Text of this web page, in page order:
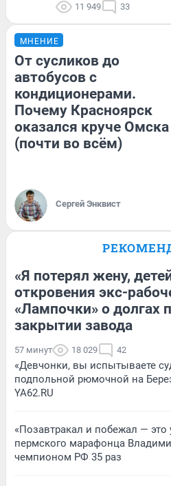
11 949 33
МНЕНИЕ
От сусликов до
автобусов с
кондиционерами.
Почему Красноярск
оказался круче Омска
(почти во всём)
Сергей Энквист
«Я потерял жену,
откровения экс-
«Лампочки» о долгах
закрытии завода
57 минут 18 029 42
«Девчонки, вы испытываете
подпольной рюмочной на
YA62.RU
«Позавтракал и побежал —
пермского марафонца
чемпионом РФ 35 раз